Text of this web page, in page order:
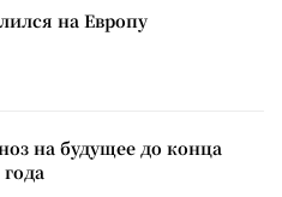
на Европу
на будущее до конца